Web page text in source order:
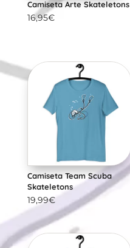
Camiseta Arte Skateletons
16,95€
Camiseta Team Scuba
Skateletons
19,99€